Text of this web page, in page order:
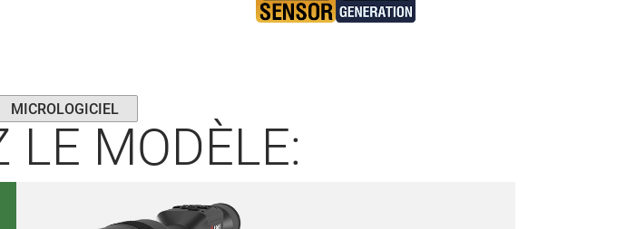
MICROLOGICIEL
LE MODÈLE: